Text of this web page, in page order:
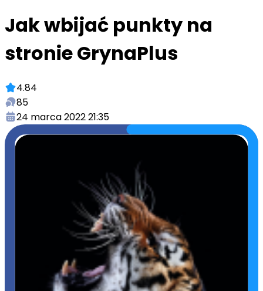
Jak wbijać punkty na
stronie GrynaPlus
4.84
85
24 marca 2022 21:35